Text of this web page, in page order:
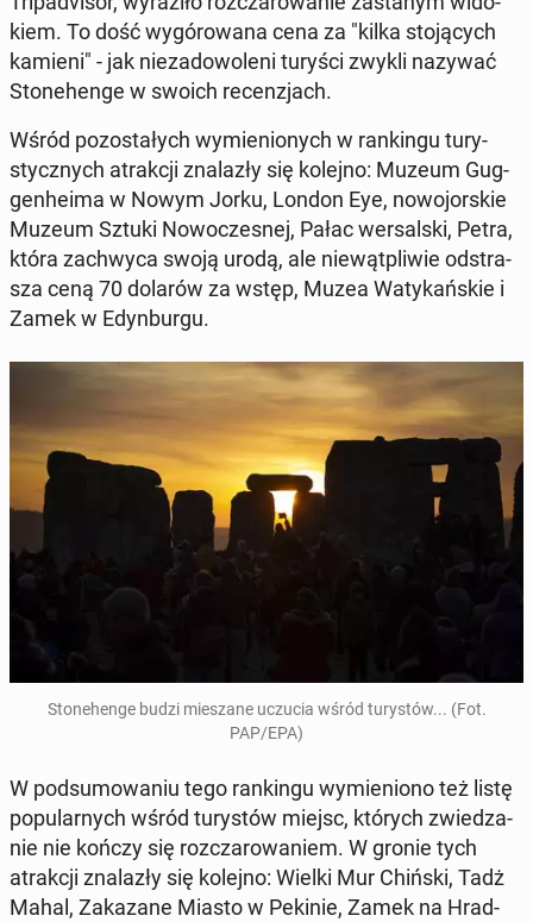
kiem. To dość wy­gó­ro­wa­na cena za "kilka sto­ją­cych
kamieni" - jak nie­za­do­wo­le­ni turyści zwykli nazywać
Sto­ne­hen­ge w swoich re­cen­zjach.
Wśród po­zo­sta­łych wy­mie­nio­nych w ran­kin­gu tu­ry­
stycz­nych atrak­cji zna­la­zły się kolejno: Muzeum Gug­
gen­he­ima w Nowym Jorku, London Eye, no­wo­jor­skie
Muzeum Sztuki No­wo­cze­snej, Pałac wer­sal­ski, Petra,
która za­chwy­ca swoją urodą, ale nie­wąt­pli­wie od­stra­
sza ceną 70 dolarów za wstęp, Muzea Wa­ty­kań­skie i
Zamek w Edyn­bur­gu.
Sto­ne­hen­ge budzi mie­sza­ne uczucia wśród tu­ry­stów... (Fot.
PAP/EPA)
W pod­su­mo­wa­niu tego ran­kin­gu wy­mie­nio­no też listę
po­pu­lar­nych wśród tu­ry­stów miejsc, których zwie­dza­
nie nie kończy się roz­cza­ro­wa­niem. W gronie tych
atrak­cji zna­la­zły się kolejno: Wielki Mur Chiński, Tadż
Mahal, Za­ka­za­ne Miasto w Pekinie, Zamek na Hrad­